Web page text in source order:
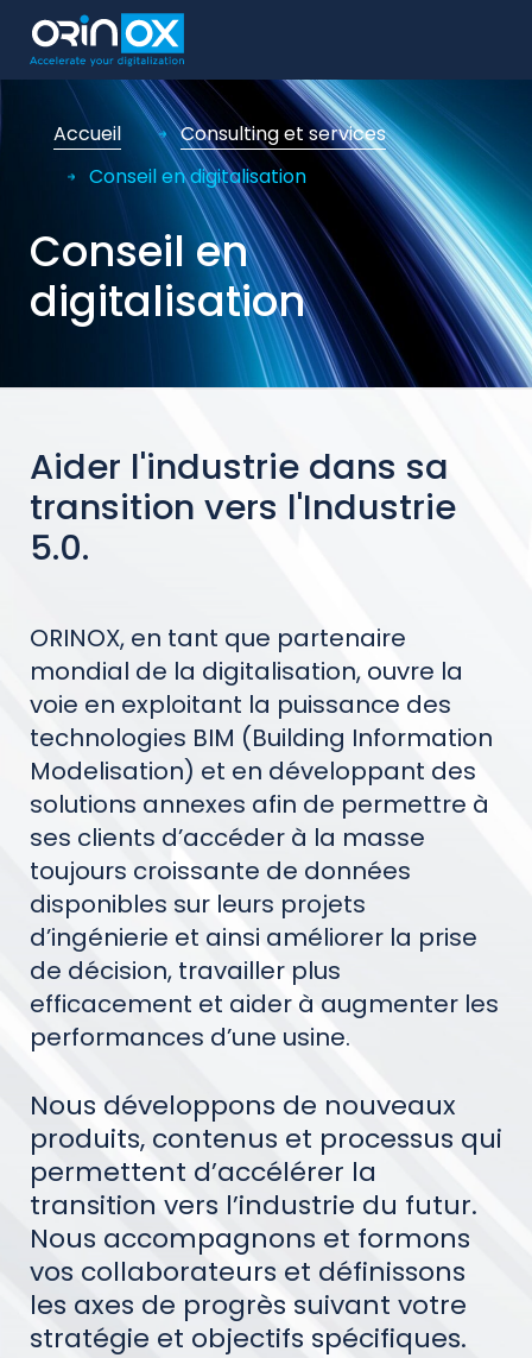
Accueil
Consulting et services
Conseil en digitalisation
Conseil en
digitalisation
Aider l'industrie dans sa
transition vers l'Industrie
5.0.
ORINOX, en tant que partenaire
mondial de la digitalisation, ouvre la
voie en exploitant la puissance des
technologies BIM (Building Information
Modelisation) et en développant des
solutions annexes afin de permettre à
ses clients d’accéder à la masse
toujours croissante de données
disponibles sur leurs projets
d’ingénierie et ainsi améliorer la prise
de décision, travailler plus
efficacement et aider à augmenter les
performances d’une usine.
Nous développons de nouveaux
produits, contenus et processus qui
permettent d’accélérer la
transition vers l’industrie du futur.
Nous accompagnons et formons
vos collaborateurs et définissons
les axes de progrès suivant votre
stratégie et objectifs spécifiques.